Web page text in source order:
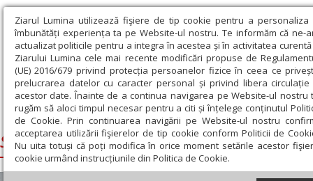
Ziarul Lumina utilizează fişiere de tip cookie pentru a personaliza
îmbunătăți experiența ta pe Website-ul nostru. Te informăm că ne-
actualizat politicile pentru a integra în acestea și în activitatea
Ziarului Lumina cele mai recente modificări propuse de
(UE) 2016/679 privind protecția persoanelor fizice în ceea ce
prelucrarea datelor cu caracter personal și privind libera circulație
acestor date. Înainte de a continua navigarea pe Website-ul nostru
rugăm să aloci timpul necesar pentru a citi și înțelege conținutul
de Cookie. Prin continuarea navigării pe Website-ul nostru
acceptarea utilizării fişierelor de tip cookie conform Politicii de
Nu uita totuși că poți modifica în orice moment setările acestor
cookie urmând instrucțiunile din Politica de Cookie.
Ziarul Lumina › Sfânta Elisabeta de la Pasărea
Sfânta Elisabeta de la Pasărea